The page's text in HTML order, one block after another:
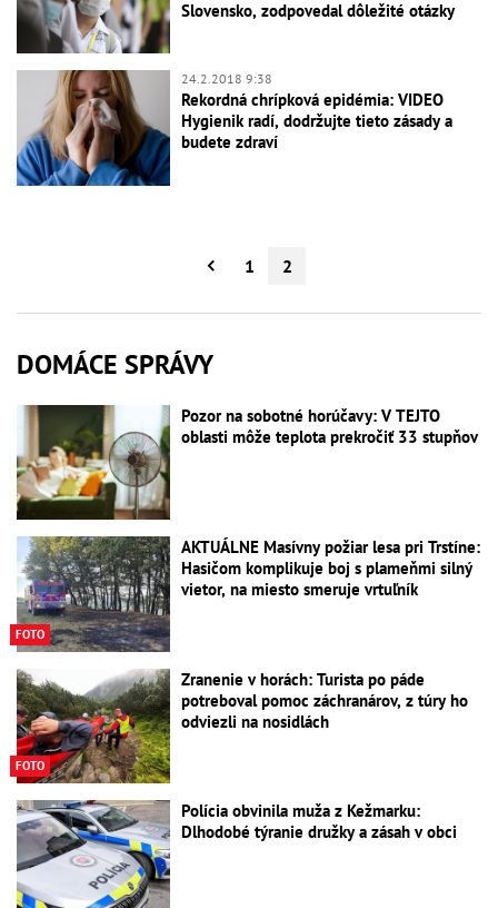
Slovensko, zodpovedal dôležité otázky
24.2.2018 9:38
Rekordná chrípková epidémia: VIDEO
Hygienik radí, dodržujte tieto zásady a
budete zdraví
1 2
DOMÁCE SPRÁVY
Pozor na sobotné horúčavy: V TEJTO
oblasti môže teplota prekročiť 33 stupňov
FOTO
AKTUÁLNE Masívny požiar lesa pri Trstíne:
Hasičom komplikuje boj s plameňmi silný
vietor, na miesto smeruje vrtuľník
FOTO
Zranenie v horách: Turista po páde
potreboval pomoc záchranárov, z túry ho
odviezli na nosidlách
Polícia obvinila muža z Kežmarku:
Dlhodobé týranie družky a zásah v obci